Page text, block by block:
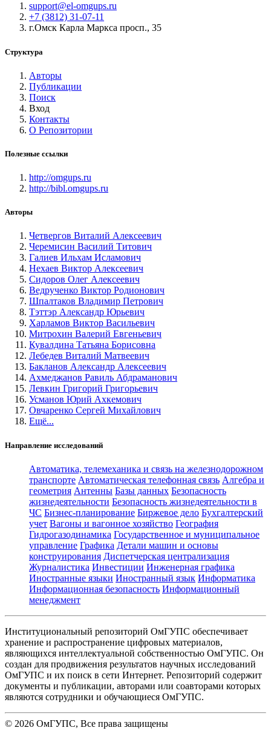
support@el-omgups.ru
+7 (3812) 31-07-11
г.Омск Карла Маркса просп., 35
Структура
Авторы
Публикации
Поиск
Вход
Контакты
О Репозитории
Полезные ссылки
http://omgups.ru
http://bibl.omgups.ru
Авторы
Четвергов Виталий Алексеевич
Черемисин Василий Титович
Галиев Ильхам Исламович
Нехаев Виктор Алексеевич
Сидоров Олег Алексеевич
Ведрученко Виктор Родионович
Шпалтаков Владимир Петрович
Тэттэр Александр Юрьевич
Харламов Виктор Васильевич
Митрохин Валерий Евгеньевич
Кувалдина Татьяна Борисовна
Лебедев Виталий Матвеевич
Бакланов Александр Алексеевич
Ахмеджанов Равиль Абдраманович
Левкин Григорий Григорьевич
Усманов Юрий Ахкемович
Овчаренко Сергей Михайлович
Ещё...
Направление исследований
Автоматика, телемеханика и связь на железнодорожном
транспорте Автоматическая телефонная связь Алгебра и
геометрия Антенны Базы данных Безопасность
жизнедеятельности Безопасность жизнедеятельности в
ЧС Бизнес-планирование Биржевое дело Бухгалтерский
учет Вагоны и вагонное хозяйство География
Гидрогазодинамика Государственное и муниципальное
управление Графика Детали машин и основы
конструирования Диспетчерская централизация
Журналистика Инвестиции Инженерная графика
Иностранные языки Иностранный язык Информатика
Информационная безопасность Информационный
менеджмент
Институциональный репозиторий ОмГУПС обеспечивает
хранение и распространение цифровых материалов,
являющихся интеллектуальной собственностью ОмГУПС. Он
создан для продвижения результатов научных исследований
ОмГУПС и их поиск в сети Интернет. Репозиторий содержит
документы и публикации, авторами или соавторами которых
являются сотрудники и обучающиеся ОмГУПС.
© 2026 ОмГУПС, Все права защищены